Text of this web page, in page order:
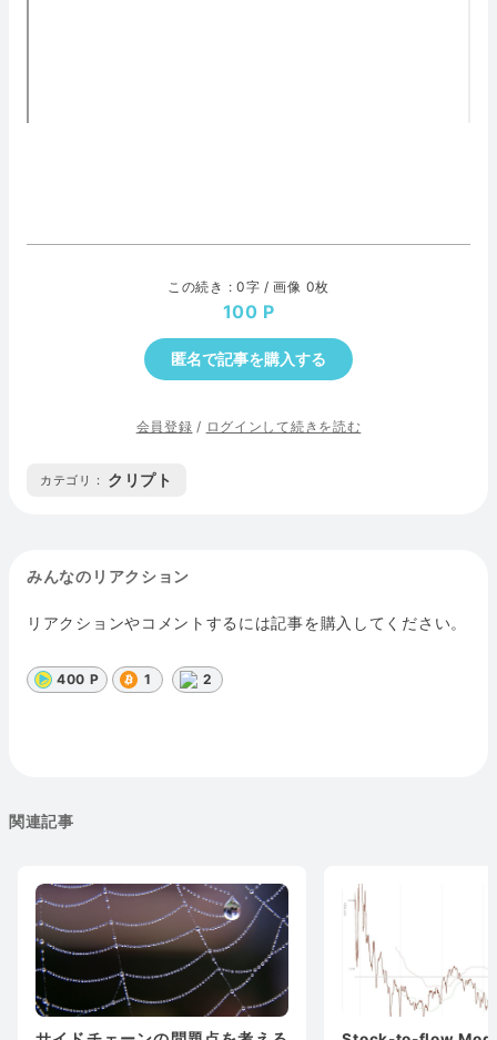
この続き : 0字 / 画像 0枚
100
匿名で記事を購入する
会員登録 / ログインして続きを読む
カテゴリ : クリプト
みんなのリアクション
リアクションやコメントするには記事を購入してください。
400 P 1 2
関連記事